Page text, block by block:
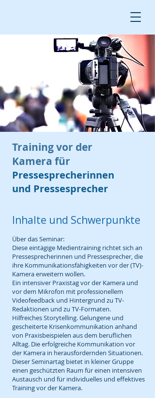
Pressesprecherinnen
und Pressesprecher
Training vor der
Kamera für
Inhalte und Schwerpunkte
Über das Seminar:
Diese eintägige Medientraining richtet sich an
Pressesprecherinnen und Pressesprecher, die
ihre Kommunikationsfähigkeiten vor der (TV)-
Kamera erweitern wollen.
Ein intensiver Praxistag vor der Kamera und
vor dem Mikrofon mit professionellem
Videofeedback und Hintergrund zu TV-
Redaktionen und zu TV-Formaten.
Hilfreiches Storytelling. Gelungene und
gescheiterte Krisenkommunikation anhand
von Praxisbeispielen aus dem beruflichen
Alltag. Die erfolgreiche Kommunikation vor
der Kamera in herausfordernden Situationen.
Dieser Seminartag bietet in kleiner Gruppe
einen geschützten Raum für einen intensiven
Austausch und für individuelles und effektives
Training vor der Kamera.